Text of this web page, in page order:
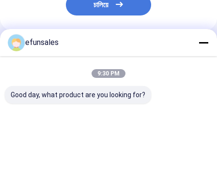
চালিয়ে
প্রস্তাবিত পণ্য
efunsales
9:30 PM
Good day, what product are you looking for?